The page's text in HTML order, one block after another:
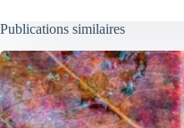
Publications similaires